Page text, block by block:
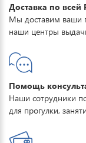
Доставка по всей
Мы доставим ваши
наши центры
Помощь
Наши сотрудники
для прогулки,